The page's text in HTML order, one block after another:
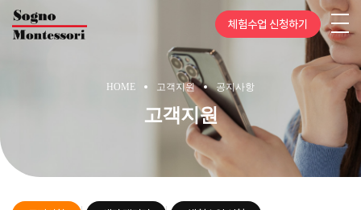
체험수업 신청하기
HOME 고객지원 공지사항
고객지원